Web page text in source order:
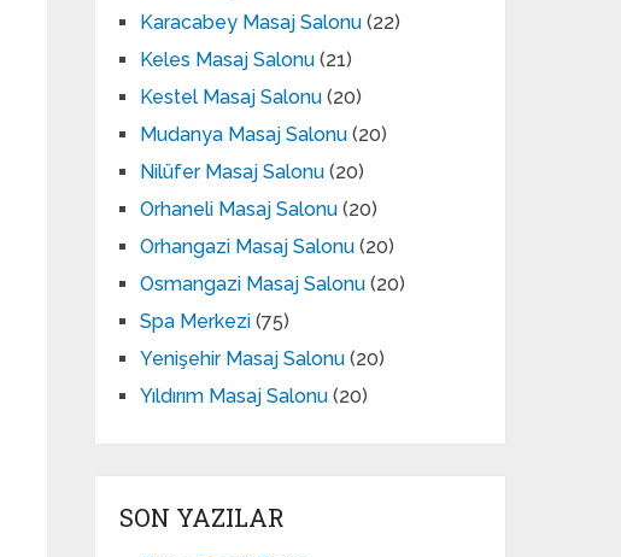
Karacabey Masaj Salonu (22)
Keles Masaj Salonu (21)
Kestel Masaj Salonu (20)
Mudanya Masaj Salonu (20)
Nilüfer Masaj Salonu (20)
Orhaneli Masaj Salonu (20)
Orhangazi Masaj Salonu (20)
Osmangazi Masaj Salonu (20)
Spa Merkezi (75)
Yenişehir Masaj Salonu (20)
Yıldırım Masaj Salonu (20)
SON YAZILAR